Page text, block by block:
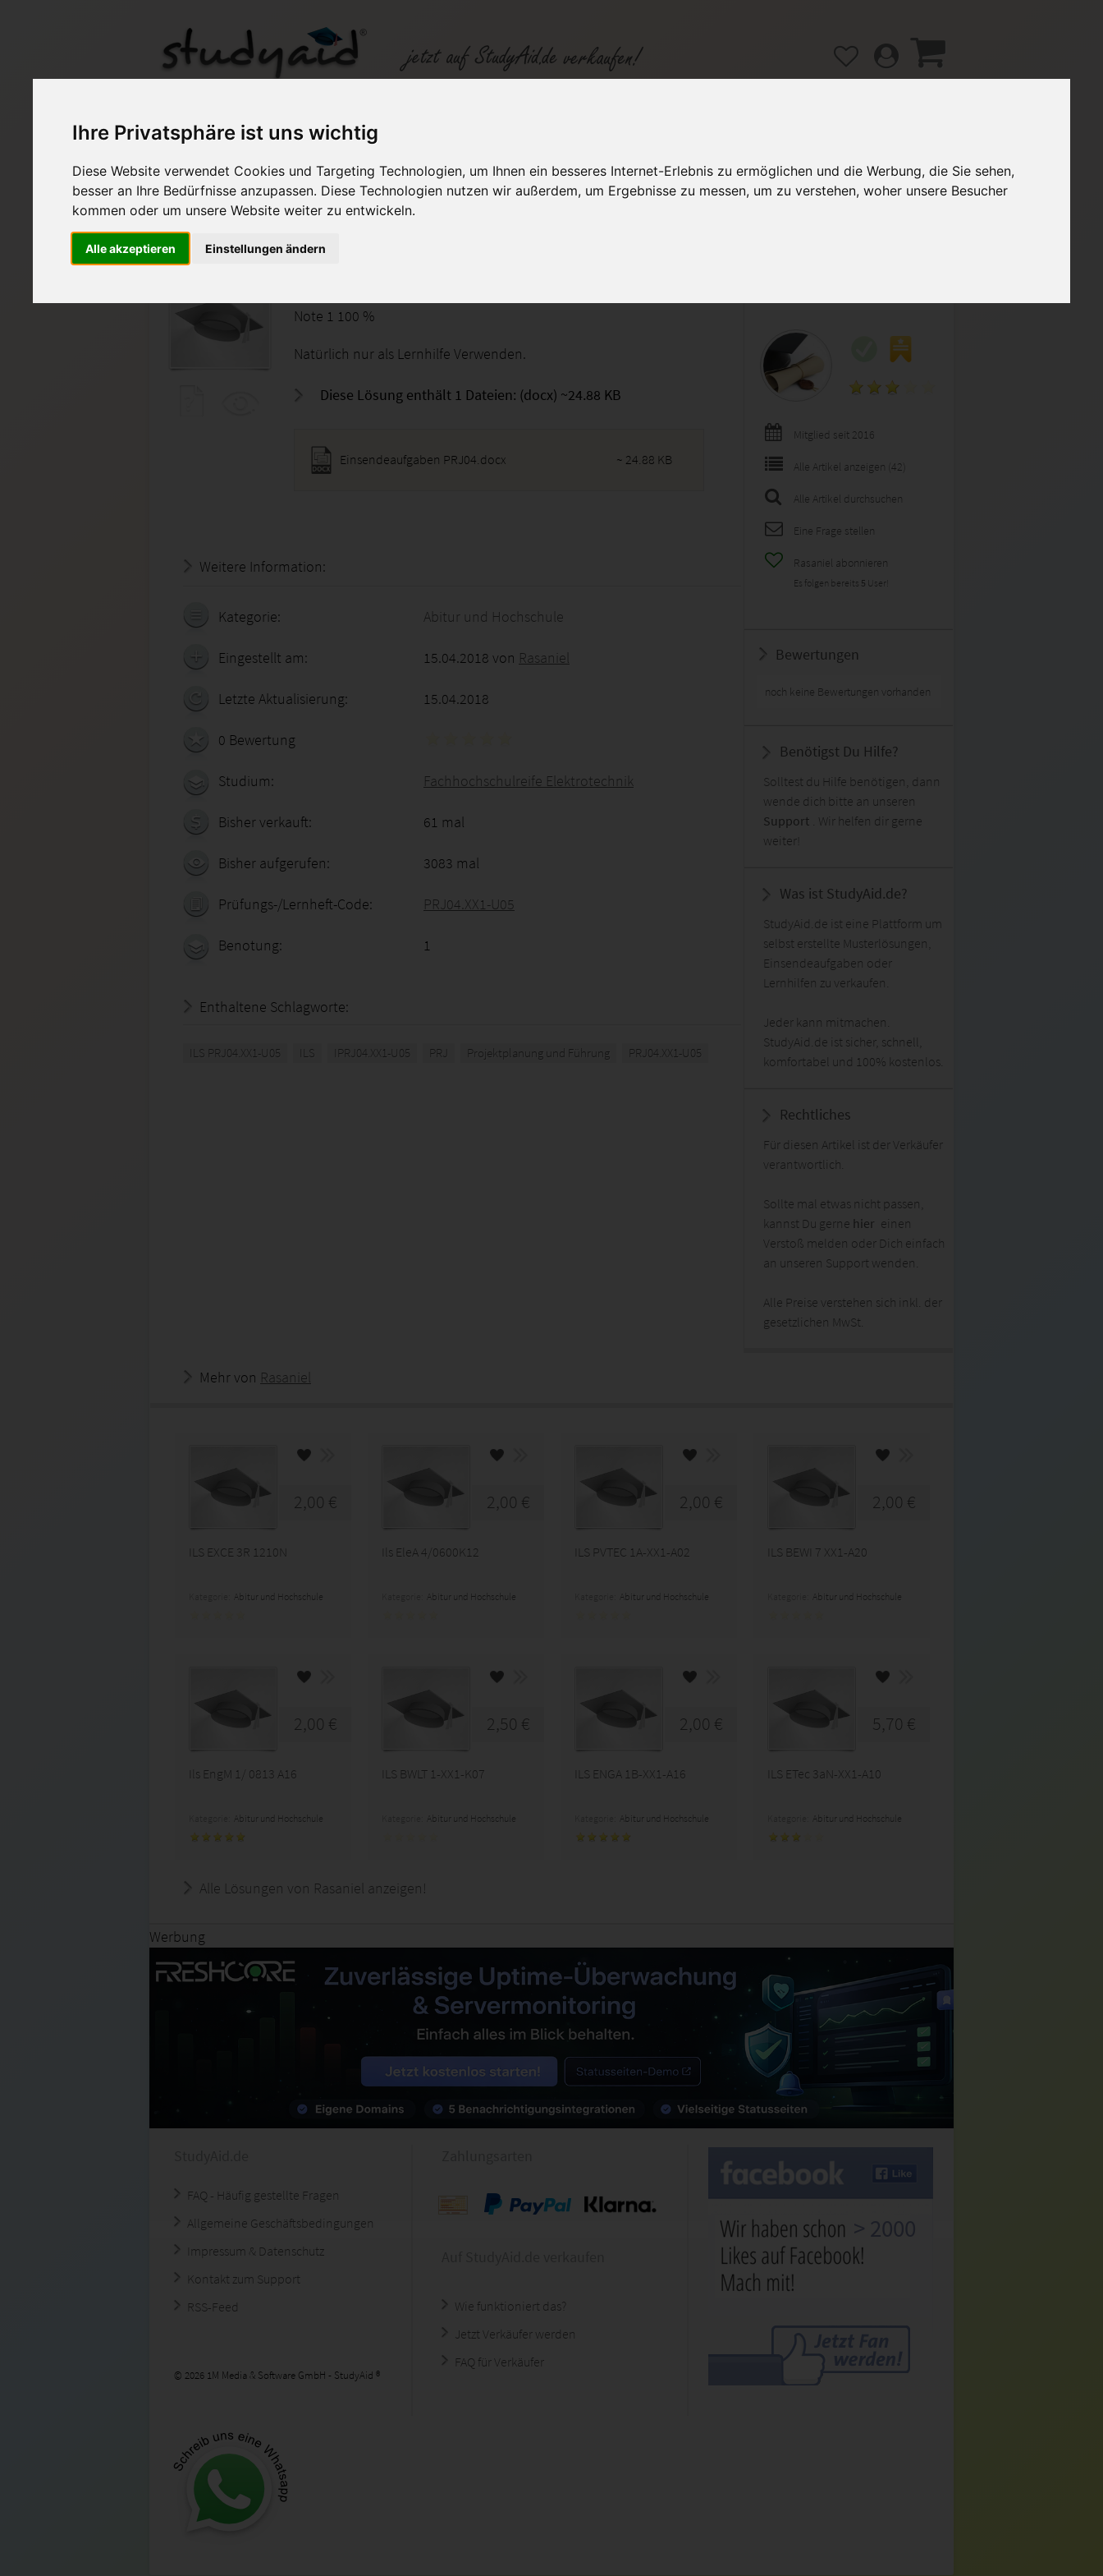
Ihre Privatsphäre ist uns wichtig
Diese Website verwendet Cookies und Targeting Technologien, um Ihnen ein besseres Internet-Erlebnis zu ermöglichen und die Werbung, die Sie sehen,
besser an Ihre Bedürfnisse anzupassen. Diese Technologien nutzen wir außerdem, um Ergebnisse zu messen, um zu verstehen, woher unsere Besucher
kommen oder um unsere Website weiter zu entwickeln.
Alle akzeptieren Einstellungen ändern
ILS PRJ04.XX1-U05
Auf StudyAid.de verkaufen Kategorien Studiengänge / Lehrgänge Hilfe / FAQ
Note 1 100 %
Natürlich nur als Lernhilfe Verwenden.
Diese Lösung enthält 1 Dateien: (docx) ~24.88 KB
Einsendeaufgaben PRJ04.docx ~ 24.88 KB
Weitere Information:
Kategorie: Abitur und Hochschule
Eingestellt am: 15.04.2018 von Rasaniel
Letzte Aktualisierung: 15.04.2018
0 Bewertung
Studium: Fachhochschulreife Elektrotechnik
Bisher verkauft: 61 mal
Bisher aufgerufen: 3083 mal
Prüfungs-/Lernheft-Code: PRJ04.XX1-U05
Benotung: 1
Enthaltene Schlagworte:
ILS PRJ04.XX1-U05 ILS IPRJ04.XX1-U05 PRJ Projektplanung und Führung PRJ04.XX1-U05
Mitglied seit 2016
Alle Artikel anzeigen (42)
Alle Artikel durchsuchen
Eine Frage stellen
Rasaniel abonnieren
Es folgen bereits 5 User!
Bewertungen
noch keine Bewertungen vorhanden
Benötigst Du Hilfe?
Solltest du Hilfe benötigen, dann
wende dich bitte an unseren
Support . Wir helfen dir gerne
weiter!
Was ist StudyAid.de?
StudyAid.de ist eine Plattform um
selbst erstellte Musterlösungen,
Einsendeaufgaben oder
Lernhilfen zu verkaufen.
Jeder kann mitmachen.
StudyAid.de ist sicher, schnell,
komfortabel und 100% kostenlos.
Rechtliches
Für diesen Artikel ist der Verkäufer
verantwortlich.
Sollte mal etwas nicht passen,
kannst Du gerne hier einen
Verstoß melden oder Dich einfach
an unseren Support wenden.
Alle Preise verstehen sich inkl. der
gesetzlichen MwSt.
Mehr von Rasaniel
2,00 €
ILS EXCE 3R 1210N
Abitur und Hochschule
2,00 €
Ils EleA 4/0600K12
Abitur und Hochschule
2,00 €
ILS PVTEC 1A-XX1-A02
Abitur und Hochschule
2,00 €
ILS BEWI 7 XX1-A20
Abitur und Hochschule
2,00 €
Ils EngM 1/ 0813 A16
Abitur und Hochschule
2,50 €
ILS BWLT 1-XX1-K07
Abitur und Hochschule
2,00 €
ILS ENGA 1B-XX1-A16
Abitur und Hochschule
5,70 €
ILS ETec 3aN-XX1-A10
Abitur und Hochschule
Alle Lösungen von Rasaniel anzeigen!
Werbung
FAQ - Häufig gestellte Fragen
Allgemeine Geschäftsbedingungen
Impressum & Datenschutz
Kontakt zum Support
RSS-Feed
© 2026 1M Media & Software GmbH - StudyAid ®
Wie funktioniert das?
Jetzt Verkäufer werden
FAQ für Verkäufer
> 2000